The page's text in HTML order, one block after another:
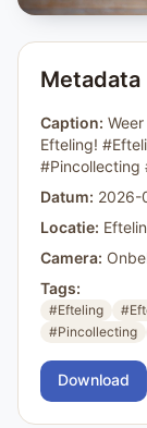
Metadata
Caption:
Efteling!
#Pincollecting
Datum: 2026-
Locatie:
Camera:
Tags:
#Efteling
#Pincollecting
Download